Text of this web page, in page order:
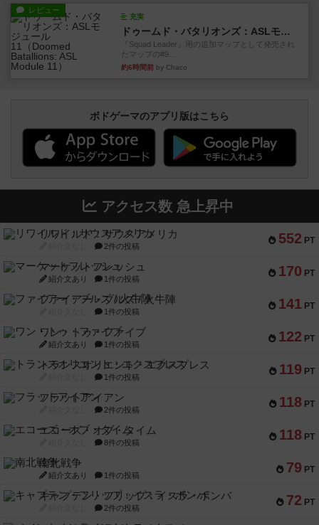
レビュー
充実
ドゥームド・バタリオンズ：ASLモジュール11
『Squad Leader』用の追加マップとして発売され
たマップの#9...
約6時間前 by Chaco
ボドゲーマのアプリ版はこちら
アクセス数 急上昇中
552 PT
リワイルド：サウスアメリカ
2件の投稿
170 PT
マーケットフレッシュ
紹介文あり 1件の投稿
141 PT
ファイアー・ブルズ / 火牛陣
1件の投稿
122 PT
ワン・トゥ・ファイブ
紹介文あり 1件の投稿
119 PT
トランスオリエント・エクスプレス
1件の投稿
118 PT
フラットアイアン
2件の投稿
118 PT
エコーズ・オブ・タイム
8件の投稿
79 PT
南北戦争
紹介文あり 1件の投稿
72 PT
キャプテン・フリップ：イスラ・ボンバ
2件の投稿